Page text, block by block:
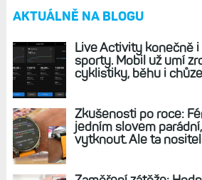
REKLAMA